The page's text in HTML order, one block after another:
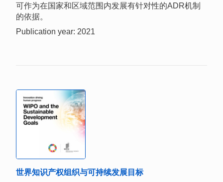
可作为在国家和区域范围内发展有针对性的ADR机制
的依据。
Publication year: 2021
世界知识产权组织与可持续发展目标